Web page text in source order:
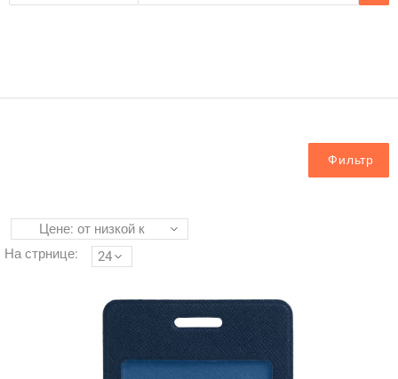
Фильтр
Цене: от низкой к
высокой
На стрнице: 24